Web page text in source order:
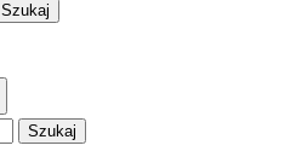
Szukaj
Szukaj